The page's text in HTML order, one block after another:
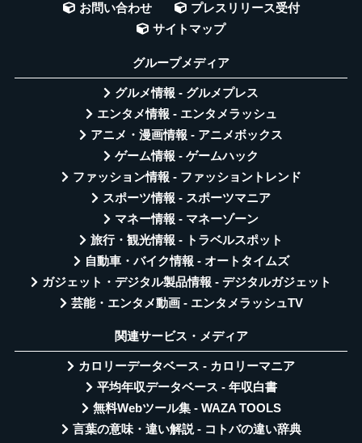
お問い合わせ
プレスリリース受付
サイトマップ
グループメディア
グルメ情報 - グルメプレス
エンタメ情報 - エンタメラッシュ
アニメ・漫画情報 - アニメボックス
ゲーム情報 - ゲームハック
ファッション情報 - ファッショントレンド
スポーツ情報 - スポーツマニア
マネー情報 - マネーゾーン
旅行・観光情報 - トラベルスポット
自動車・バイク情報 - オートタイムズ
ガジェット・デジタル製品情報 - デジタルガジェット
芸能・エンタメ動画 - エンタメラッシュTV
関連サービス・メディア
カロリーデータベース - カロリーマニア
平均年収データベース - 年収白書
無料Webツール集 - WAZA TOOLS
言葉の意味・違い解説 - コトバの違い辞典